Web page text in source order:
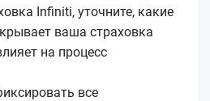
Infiniti, уточните, какие
ваша страховка
на процесс
все